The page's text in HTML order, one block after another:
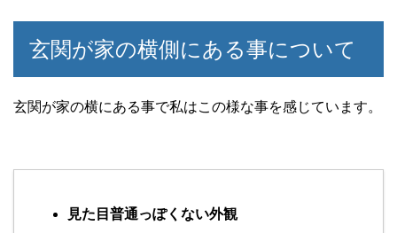
玄関が家の横側にある事について
玄関が家の横にある事で私はこの様な事を感じています。
見た目普通っぽくない外観